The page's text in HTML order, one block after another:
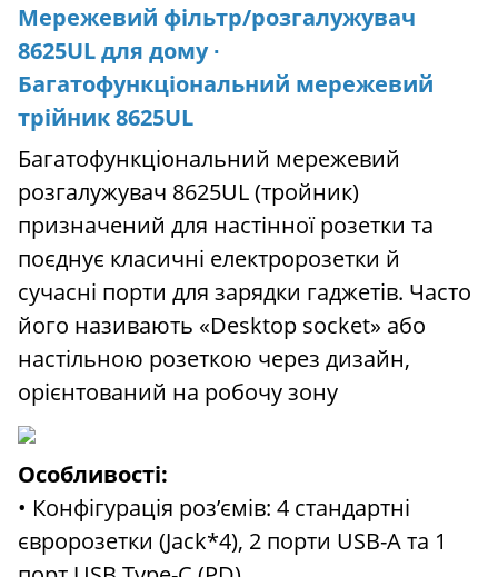
Мережевий фільтр/розгалужувач
8625UL для дому ∙
Багатофункціональний мережевий
трійник 8625UL
Багатофункціональний мережевий
розгалужувач 8625UL (тройник)
призначений для настінної розетки та
поєднує класичні електророзетки й
сучасні порти для зарядки гаджетів. Часто
його називають «Desktop socket» або
настільною розеткою через дизайн,
орієнтований на робочу зону
Особливості:
• Конфігурація роз’ємів: 4 стандартні
євророзетки (Jack*4), 2 порти USB-A та 1